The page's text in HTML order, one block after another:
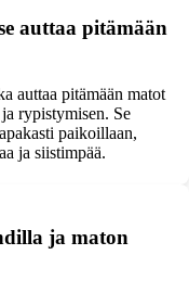
auttaa pitämään
auttaa pitämään matot
rypistymisen. Se
paikoillaan,
ja siistimpää.
ja maton